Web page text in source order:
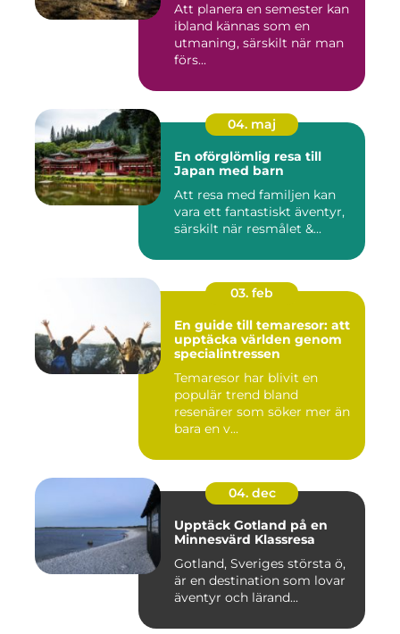
Att planera en semester kan
ibland kännas som en
utmaning, särskilt när man
förs...
04. maj
En oförglömlig resa till
Japan med barn
Att resa med familjen kan
vara ett fantastiskt äventyr,
särskilt när resmålet &...
03. feb
En guide till temaresor: att
upptäcka världen genom
specialintressen
Temaresor har blivit en
populär trend bland
resenärer som söker mer än
bara en v...
04. dec
Upptäck Gotland på en
Minnesvärd Klassresa
Gotland, Sveriges största ö,
är en destination som lovar
äventyr och lärand...